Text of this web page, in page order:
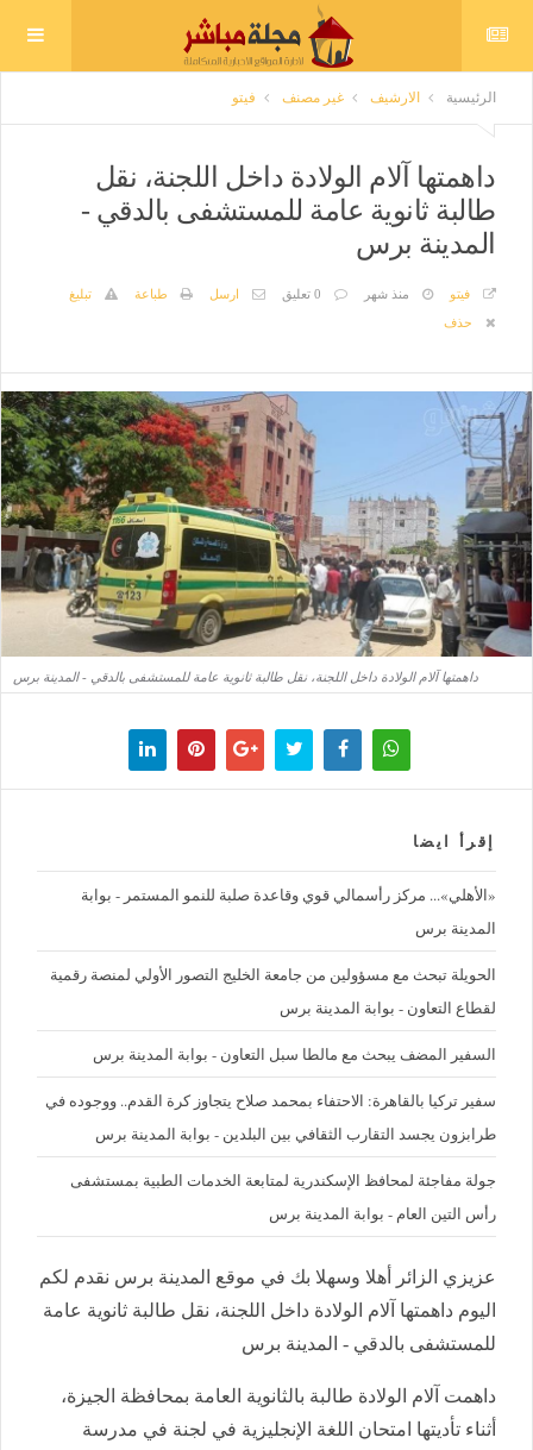
الرئيسية الارشيف غير مصنف فيتو
داهمتها آلام الولادة داخل اللجنة، نقل
طالبة ثانوية عامة للمستشفى بالدقي -
المدينة برس
فيتو منذ شهر 0 تعليق ارسل طباعة
تبليغ
حذف
داهمتها آلام الولادة داخل اللجنة، نقل طالبة ثانوية عامة للمستشفى بالدقي - المدينة برس
إقرأ ايضا
«الأهلي»... مركز رأسمالي قوي وقاعدة صلبة للنمو المستمر - بوابة
المدينة برس
الحويلة تبحث مع مسؤولين من جامعة الخليج التصور الأولي لمنصة رقمية
لقطاع التعاون - بوابة المدينة برس
السفير المضف يبحث مع مالطا سبل التعاون - بوابة المدينة برس
سفير تركيا بالقاهرة: الاحتفاء بمحمد صلاح يتجاوز كرة القدم.. ووجوده في
طرابزون يجسد التقارب الثقافي بين البلدين - بوابة المدينة برس
جولة مفاجئة لمحافظ الإسكندرية لمتابعة الخدمات الطبية بمستشفى
رأس التين العام - بوابة المدينة برس
عزيزي الزائر أهلا وسهلا بك في موقع المدينة برس نقدم لكم
اليوم داهمتها آلام الولادة داخل اللجنة، نقل طالبة ثانوية عامة
للمستشفى بالدقي - المدينة برس
داهمت آلام الولادة طالبة بالثانوية العامة بمحافظة الجيزة،
أثناء تأديتها امتحان اللغة الإنجليزية في لجنة في مدرسة